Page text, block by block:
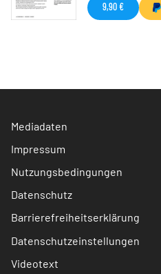
9,90 €
Mediadaten
Impressum
Nutzungsbedingungen
Datenschutz
Barrierefreiheitserklärung
Datenschutzeinstellungen
Videotext